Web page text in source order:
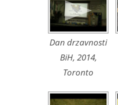
Dan drzavnosti
BiH, 2014,
Toronto